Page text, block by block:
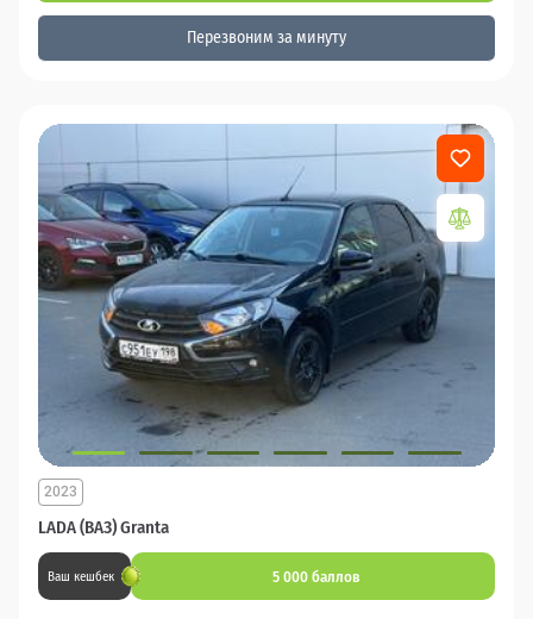
Перезвоним за минуту
LADA (ВАЗ) Granta
2023
Ваш кешбек 5 000 баллов